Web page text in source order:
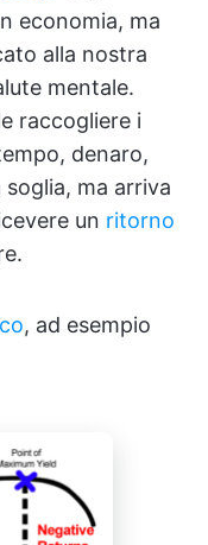
economia, ma
alla nostra
mentale.
raccogliere i
denaro,
ma arriva
un ritorno
, ad esempio